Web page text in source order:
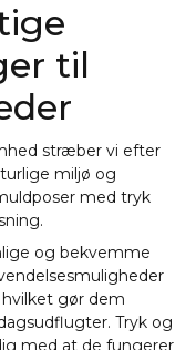
til
stræber vi efter
miljø og
med tryk
og bekvemme
hvilket gør dem
Tryk og
med at de fungerer